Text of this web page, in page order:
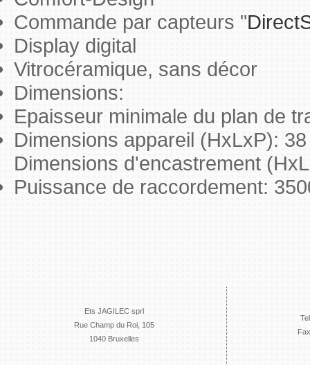
Commande par capteurs "
Display digital
Vitrocéramique, sans décor
Dimensions:
Epaisseur minimale du plan de
Dimensions appareil (HxLxP):
Dimensions d'encastrement
Puissance de raccordement:
Ets JAGILEC sprl
Rue Champ du Roi, 105
1040 Bruxelles